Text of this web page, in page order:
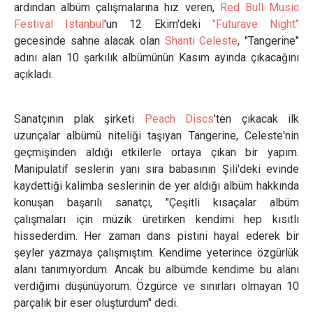
ardından albüm çalışmalarına hız veren, Red Bull Music
Festival Istanbul'un 12 Ekim'deki "Futurave Night"
gecesinde sahne alacak olan Shanti Celeste, "Tangerine"
adını alan 10 şarkılık albümünün Kasım ayında çıkacağını
açıkladı.
Sanatçının plak şirketi Peach Discs'ten çıkacak ilk
uzunçalar albümü niteliği taşıyan Tangerine, Celeste'nin
geçmişinden aldığı etkilerle ortaya çıkan bir yapım.
Manipulatif seslerin yanı sıra babasının Şili'deki evinde
kaydettiği kalimba seslerinin de yer aldığı albüm hakkında
konuşan başarılı sanatçı, "Çeşitli kısaçalar albüm
çalışmaları için müzik üretirken kendimi hep kısıtlı
hissederdim. Her zaman dans pistini hayal ederek bir
şeyler yazmaya çalışmıştım. Kendime yeterince özgürlük
alanı tanımıyordum. Ancak bu albümde kendime bu alanı
verdiğimi düşünüyorum. Özgürce ve sınırları olmayan 10
parçalık bir eser oluşturdum" dedi.